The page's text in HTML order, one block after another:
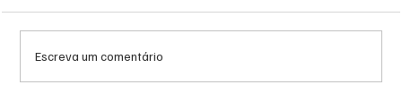
Escreva um comentário